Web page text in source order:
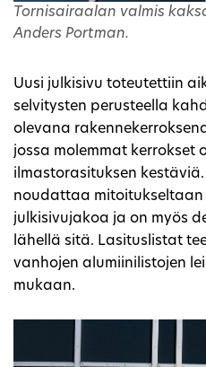
Tornisairaalan valmis
Anders Portman.
Uusi julkisivu toteutettiin
selvitysten perusteella
olevana
jossa molemmat kerrokset
ilmastorasituksen
noudattaa
julkisivujakoa ja on myös
lähellä sitä. Lasituslistat
vanhojen alumiinilistojen
mukaan.